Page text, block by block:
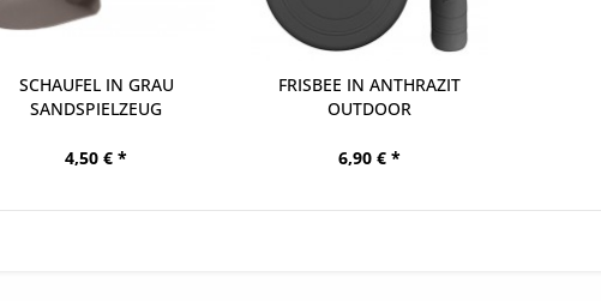
SCHAUFEL IN GRAU
SANDSPIELZEUG
4,50 € *
FRISBEE IN ANTHRAZIT
OUTDOOR
6,90 € *